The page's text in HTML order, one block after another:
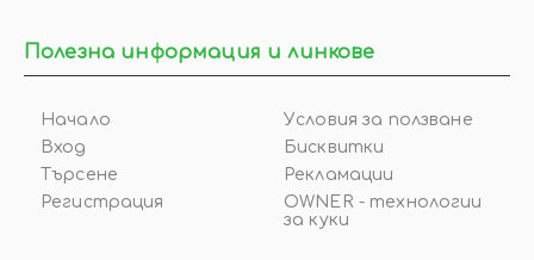
Полезна информация и линкове
Начало
Вход
Търсене
Регистрация
Условия за ползване
Бисквитки
Рекламации
OWNER - технологии
за куки